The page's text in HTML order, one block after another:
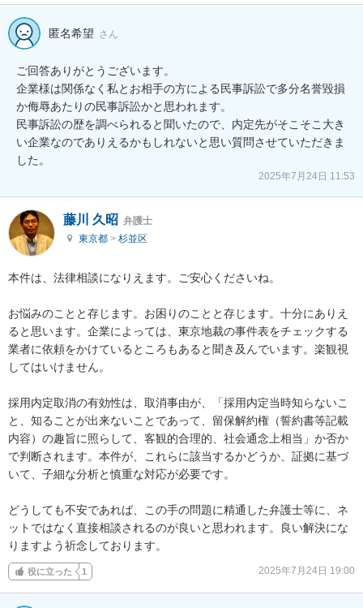
匿名希望 さん
ご回答ありがとうございます。
企業様は関係なく私とお相手の方による民事訴訟で多分名誉毀損
か侮辱あたりの民事訴訟かと思われます。
民事訴訟の歴を調べられると聞いたので、内定先がそこそこ大き
い企業なのでありえるかもしれないと思い質問させていただきま
した。
2025年7月24日 11:53
藤川 久昭 弁護士
東京都 > 杉並区
本件は、法律相談になりえます。ご安心くださいね。
お悩みのことと存じます。お困りのことと存じます。十分にありえ
ると思います。企業によっては、東京地裁の事件表をチェックする
業者に依頼をかけているところもあると聞き及んでいます。楽観視
してはいけません。
採用内定取消の有効性は、取消事由が、「採用内定当時知らないこ
と、知ることが出来ないことであって、留保解約権（誓約書等記載
内容）の趣旨に照らして、客観的合理的、社会通念上相当」か否か
で判断されます。本件が、これらに該当するかどうか、証拠に基づ
いて、子細な分析と慎重な対応が必要です。
どうしても不安であれば、この手の問題に精通した弁護士等に、ネ
ットではなく直接相談されるのが良いと思われます。良い解決にな
りますよう祈念しております。
役に立った 1 2025年7月24日 19:00